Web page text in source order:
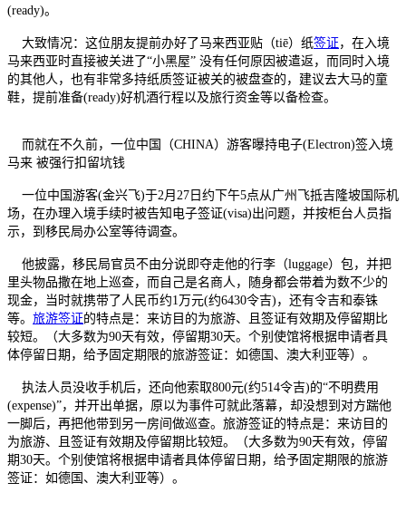
(ready)。
大致情况：这位朋友提前办好了马来西亚贴（tiē）纸签证 ，在入境
马来西亚时直接被关进了“小黑屋” 没有任何原因被遣返，而同时入境
的其他人，也有非常多持纸质签证被关的被盘查的，建议去大马的童
鞋，提前准备(ready)好机酒行程以及旅行资金等以备检查。
而就在不久前，一位中国（CHINA）游客曝持电子(Electron)签入境
马来 被强行扣留坑钱
一位中国游客(金兴飞)于2月27日约下午5点从广州飞抵吉隆坡国际机
场，在办理入境手续时被告知电子签证(visa)出问题，并按柜台人员指
示，到移民局办公室等待调查。
他披露，移民局官员不由分说即夺走他的行李（luggage）包，并把
里头物品撒在地上巡查，而自己是名商人，随身都会带着为数不少的
现金，当时就携带了人民币约1万元(约6430令吉)，还有令吉和泰铢
等。 旅游签证的特点是：来访目的为旅游、且签证有效期及停留期比
较短。（大多数为90天有效，停留期30天。个别使馆将根据申请者具
体停留日期，给予固定期限的旅游签证：如德国、澳大利亚等）。
执法人员没收手机后，还向他索取800元(约514令吉)的“不明费用
(expense)”，并开出单据，原以为事件可就此落幕，却没想到对方踹他
一脚后，再把他带到另一房间做巡查。旅游签证的特点是：来访目的
为旅游、且签证有效期及停留期比较短。（大多数为90天有效，停留
期30天。个别使馆将根据申请者具体停留日期，给予固定期限的旅游
签证：如德国、澳大利亚等）。